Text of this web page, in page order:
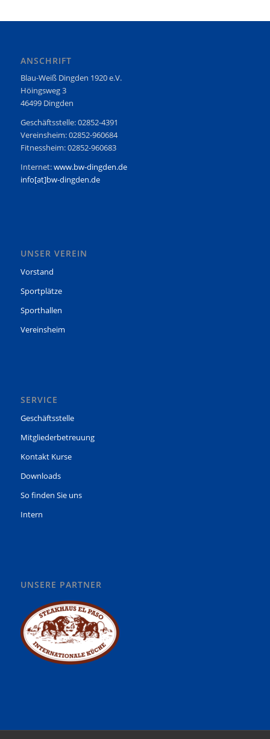
ANSCHRIFT
Blau-Weiß Dingden 1920 e.V.
Höingsweg 3
46499 Dingden
Geschäftsstelle: 02852-4391
Vereinsheim: 02852-960684
Fitnessheim: 02852-960683
Internet:www.bw-dingden.de
info[at]bw-dingden.de
UNSER VEREIN
Vorstand
Sportplätze
Sporthallen
Vereinsheim
SERVICE
Geschäftsstelle
Mitgliederbetreuung
Kontakt Kurse
Downloads
So finden Sie uns
Intern
UNSERE PARTNER